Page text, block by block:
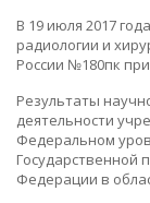
В 19 июля 2017
радиологии и
России №180пк
Результаты
деятельности
Федеральном
Государственной
Федерации в